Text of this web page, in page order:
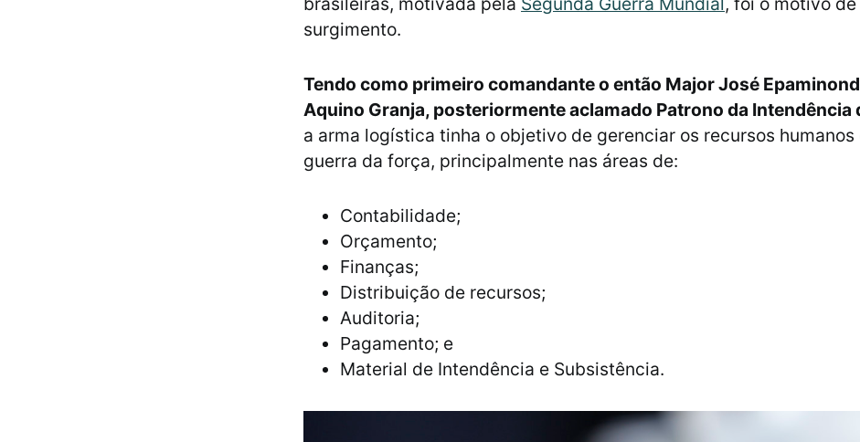
surgimento.
Tendo como primeiro comandante o então Major José
Aquino Granja, posteriormente aclamado Patrono da Intendência
a arma logística tinha o objetivo de gerenciar os recursos humanos
guerra da força, principalmente nas áreas de:
Contabilidade;
Orçamento;
Finanças;
Distribuição de recursos;
Auditoria;
Pagamento; e
Material de Intendência e Subsistência.